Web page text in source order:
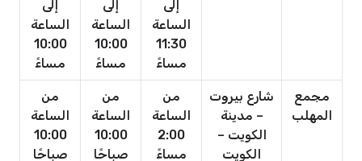
إلى
الساعة
11:30
مساءً
إلى
الساعة
10:00
مساءً
إلى
الساعة
10:00
مساءً
مجمع
المهلب
شارع بيروت
– مدينة
الكويت –
الكويت
من
الساعة
2:00
مساءً
من
الساعة
10:00
صباحًا
من
الساعة
10:00
صباحًا